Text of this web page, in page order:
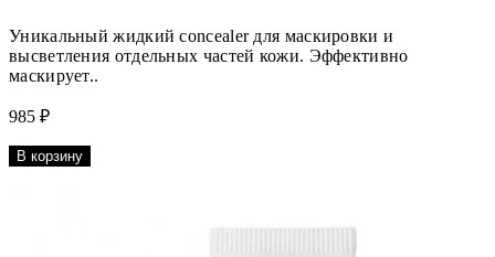
Уникальный жидкий concealer для маскировки и
высветления отдельных частей кожи. Эффективно
маскирует..
985 ₽
В корзину